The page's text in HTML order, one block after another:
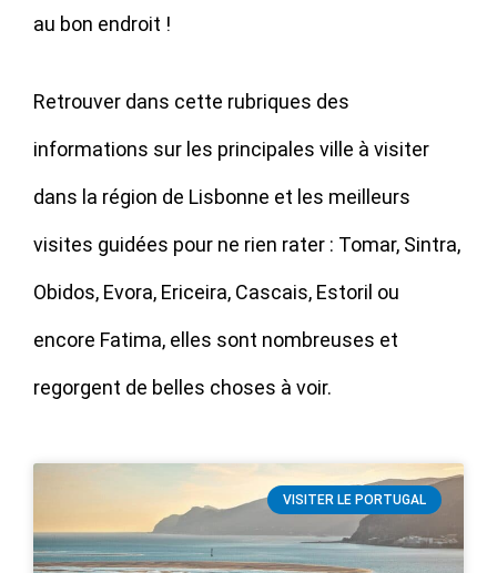
au bon endroit !
Retrouver dans cette rubriques des
informations sur les principales ville à visiter
dans la région de Lisbonne et les meilleurs
visites guidées pour ne rien rater : Tomar, Sintra,
Obidos, Evora, Ericeira, Cascais, Estoril ou
encore Fatima, elles sont nombreuses et
regorgent de belles choses à voir.
VISITER LE PORTUGAL